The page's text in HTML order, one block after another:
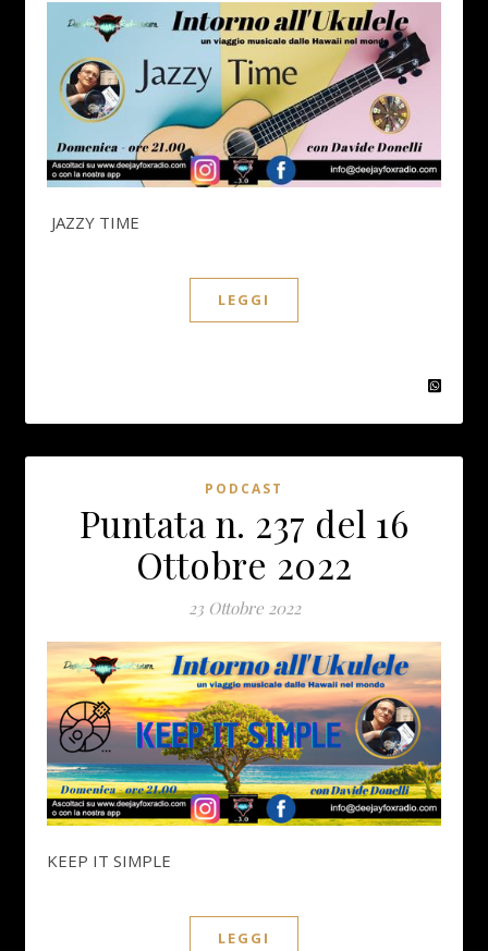
JAZZY TIME
LEGGI
PODCAST
Puntata n. 237 del 16
Ottobre 2022
23 Ottobre 2022
KEEP IT SIMPLE
LEGGI